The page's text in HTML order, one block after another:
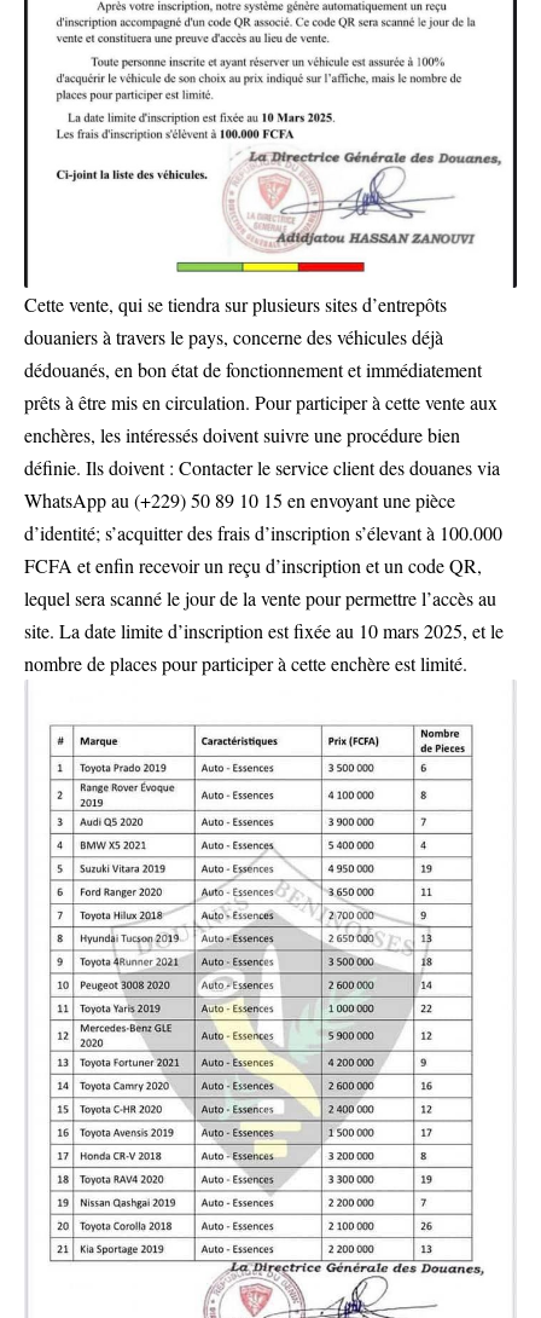
Cette vente, qui se tiendra sur plusieurs sites d’entrepôts
douaniers à travers le pays, concerne des véhicules déjà
dédouanés, en bon état de fonctionnement et immédiatement
prêts à être mis en circulation. Pour participer à cette vente aux
enchères, les intéressés doivent suivre une procédure bien
définie. Ils doivent : Contacter le service client des douanes via
WhatsApp au (+229) 50 89 10 15 en envoyant une pièce
d’identité; s’acquitter des frais d’inscription s’élevant à 100.000
FCFA et enfin recevoir un reçu d’inscription et un code QR,
lequel sera scanné le jour de la vente pour permettre l’accès au
site. La date limite d’inscription est fixée au 10 mars 2025, et le
nombre de places pour participer à cette enchère est limité.